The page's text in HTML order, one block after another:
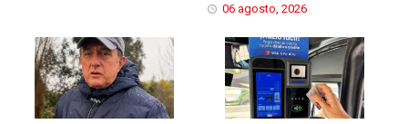
06 agosto, 2026